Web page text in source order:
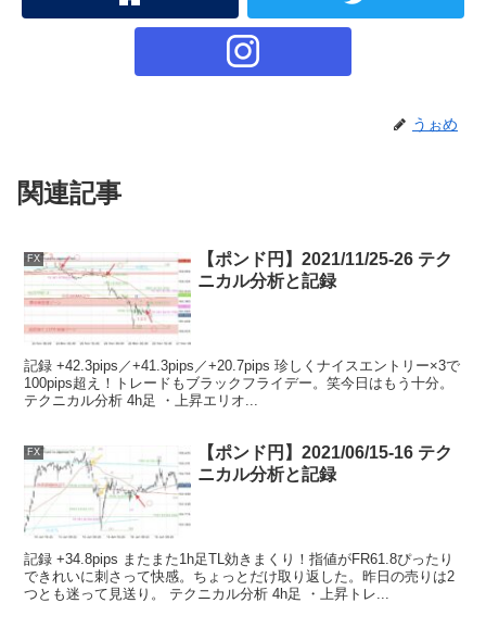
うぉめ
関連記事
FX
【ポンド円】2021/11/25-26 テク
ニカル分析と記録
記録 +42.3pips／+41.3pips／+20.7pips 珍しくナイスエントリー×3で
100pips超え！トレードもブラックフライデー。笑今日はもう十分。
テクニカル分析 4h足 ・上昇エリオ...
FX
【ポンド円】2021/06/15-16 テク
ニカル分析と記録
記録 +34.8pips またまた1h足TL効きまくり！指値がFR61.8ぴったり
できれいに刺さって快感。ちょっとだけ取り返した。昨日の売りは2
つとも迷って見送り。 テクニカル分析 4h足 ・上昇トレ...